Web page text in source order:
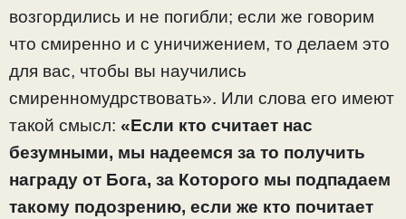
возгордились и не погибли; если же говорим
что смиренно и с уничижением, то делаем это
для вас, чтобы вы научились
смиренномудрствовать». Или слова его имеют
такой смысл: «Если кто считает нас
безумными, мы надеемся за то получить
награду от Бога, за Которого мы подпадаем
такому подозрению, если же кто почитает